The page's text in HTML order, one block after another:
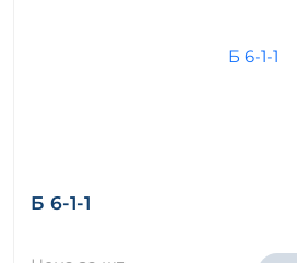
Б 6-1-1